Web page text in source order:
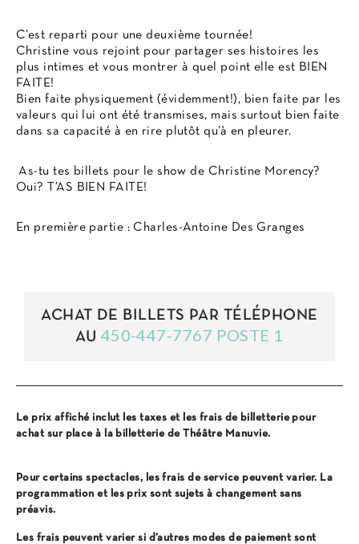
C’est reparti pour une deuxième tournée!
Christine vous rejoint pour partager ses histoires les
plus intimes et vous montrer à quel point elle est BIEN
FAITE!
Bien faite physiquement (évidemment!), bien faite par les
valeurs qui lui ont été transmises, mais surtout bien faite
dans sa capacité à en rire plutôt qu’à en pleurer.
As-tu tes billets pour le show de Christine Morency?
Oui? T’AS BIEN FAITE!
En première partie : Charles-Antoine Des Granges
ACHAT DE BILLETS PAR TÉLÉPHONE
AU 450-447-7767 POSTE 1
Le prix affiché inclut les taxes et les frais de billetterie pour
achat sur place à la billetterie de Théâtre Manuvie.
Pour certains spectacles, les frais de service peuvent varier. La
programmation et les prix sont sujets à changement sans
préavis.
Les frais peuvent varier si d’autres modes de paiement sont